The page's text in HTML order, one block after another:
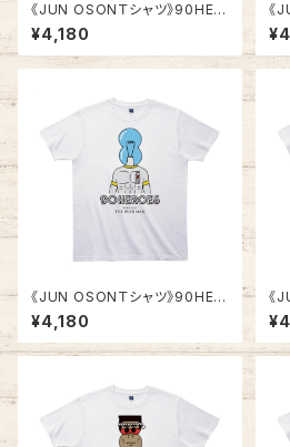
《JUN OSONＴシャツ》90HER
OES TJC001／ 【横縞マ
ン】
¥4,180
《
ン】
《JUN OSONＴシャツ》90HER
OES TJC003／ 【電球マ
ン】
¥4,180
《
マ